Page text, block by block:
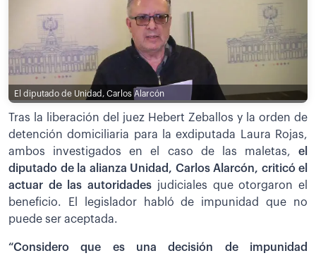
El diputado de Unidad, Carlos Alarcón
Tras la liberación del juez Hebert Zeballos y la orden de
detención domiciliaria para la exdiputada Laura Rojas,
ambos investigados en el caso de las maletas, el
diputado de la alianza Unidad, Carlos Alarcón, criticó el
actuar de las autoridades judiciales que otorgaron el
beneficio. El legislador habló de impunidad que no
puede ser aceptada.
“Considero que es una decisión de impunidad